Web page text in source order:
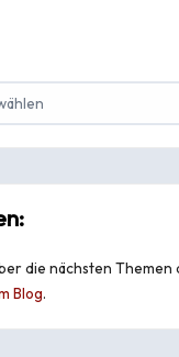
die nächsten Themen
Blog.